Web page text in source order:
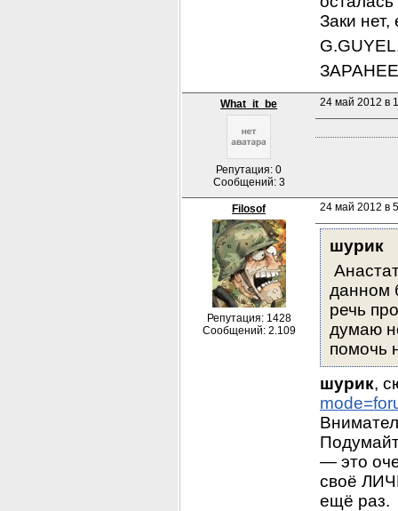
Заки
What_it_be
Репутация: 0
Сообщений: 3
24 май 2012 в
Filosof
Репутация: 1428
Сообщений: 2.109
24 май 2012 в
шурик
данном
речь
думаю
помочь
шурик,
— это
своё
ещё раз.